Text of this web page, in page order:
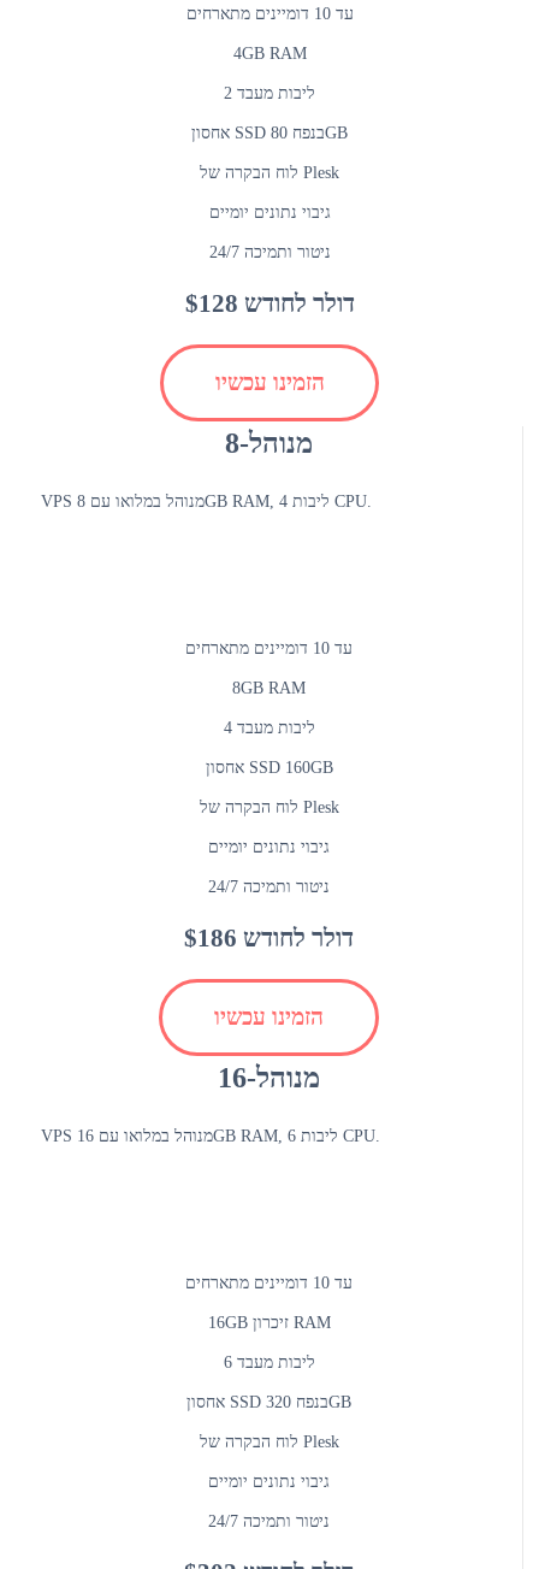
עד 10 דומיינים מתארחים
4GB RAM
2 ליבות מעבד
אחסון SSD בנפח 80GB
לוח הבקרה של Plesk
גיבוי נתונים יומיים
ניטור ותמיכה 24/7
$128 דולר לחודש
הזמינו עכשיו
מנוהל-8
VPS מנוהל במלואו עם 8GB RAM, 4 ליבות CPU.
עד 10 דומיינים מתארחים
8GB RAM
4 ליבות מעבד
אחסון SSD 160GB
לוח הבקרה של Plesk
גיבוי נתונים יומיים
ניטור ותמיכה 24/7
$186 דולר לחודש
הזמינו עכשיו
מנוהל-16
VPS מנוהל במלואו עם 16GB RAM, 6 ליבות CPU.
עד 10 דומיינים מתארחים
16GB זיכרון RAM
6 ליבות מעבד
אחסון SSD בנפח 320GB
לוח הבקרה של Plesk
גיבוי נתונים יומיים
ניטור ותמיכה 24/7